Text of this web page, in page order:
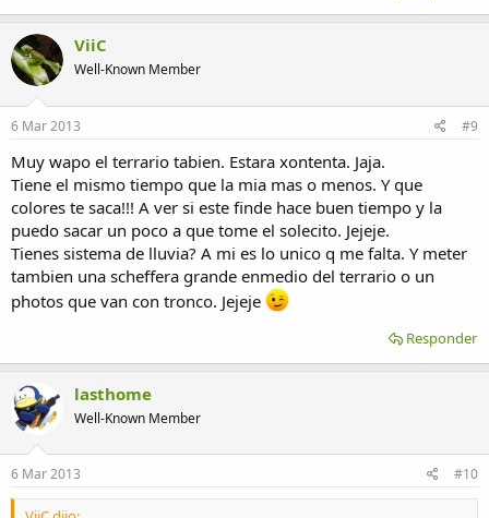
ViiC
Well-Known Member
6 Mar 2013 #9
Muy wapo el terrario tabien. Estara xontenta. Jaja.
Tiene el mismo tiempo que la mia mas o menos. Y que
colores te saca!!! A ver si este finde hace buen tiempo y la
puedo sacar un poco a que tome el solecito. Jejeje.
Tienes sistema de lluvia? A mi es lo unico q me falta. Y meter
tambien una scheffera grande enmedio del terrario o un
photos que van con tronco. Jejeje
Responder
lasthome
Well-Known Member
6 Mar 2013 #10